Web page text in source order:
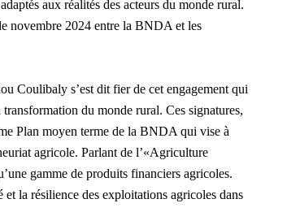
aux réalités des acteurs du monde rural.
novembre 2024 entre la BNDA et les
Coulibaly s’est dit fier de cet engagement qui
du monde rural. Ces signatures,
Plan moyen terme de la BNDA qui vise à
agricole. Parlant de l’«Agriculture
gamme de produits financiers agricoles.
la résilience des exploitations agricoles dans